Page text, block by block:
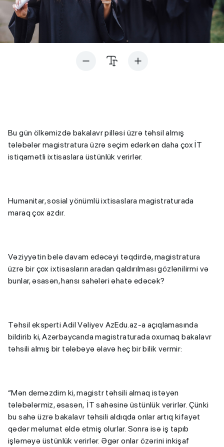
Bu gün ölkəmizdə bakalavr pilləsi üzrə təhsil almış
tələbələr magistratura üzrə seçim edərkən daha çox İT
istiqamətli ixtisaslara üstünlük verirlər.
Humanitar, sosial yönümlü ixtisaslara magistraturada
maraq çox azdır.
Vəziyyətin belə davam edəcəyi təqdirdə, magistratura
üzrə bir çox ixtisasların aradan qaldırılması gözlənilirmi və
bunlar, əsasən, hansı sahələri əhatə edəcək?
Təhsil eksperti Adil Vəliyev AzEdu.az-a açıqlamasında
bildirib ki, Azərbaycanda magistraturada oxumaq bakalavr
təhsili almış bir tələbəyə əlavə heç bir bilik vermir:
“Mən deməzdim ki, magistr təhsili almaq istəyən
tələbələrmiz, əsasən, İT sahəsinə üstünlük verirlər. Çünki
bu sahə üzrə bakalavr təhsili aldıqda onlar artıq kifayət
qədər məlumat əldə etmiş olurlar. Sonra isə iş tapıb
işləməyə üstünlük verirlər. Əgər onlar özərini inkişaf